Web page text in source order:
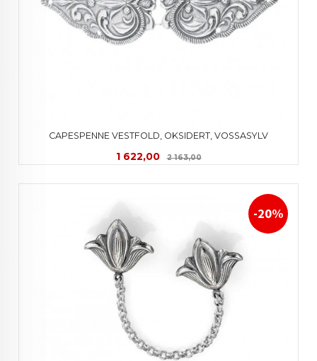
CAPESPENNE VESTFOLD, OKSIDERT, VOSSASYLV
Tilbud
1 622,00 2 163,00Rabatt
-20%